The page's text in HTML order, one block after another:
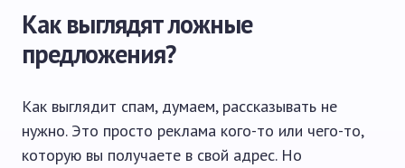
Как выглядят ложные
предложения?
Как выглядит спам, думаем, рассказывать не
нужно. Это просто реклама кого-то или чего-то,
которую вы получаете в свой адрес. Но